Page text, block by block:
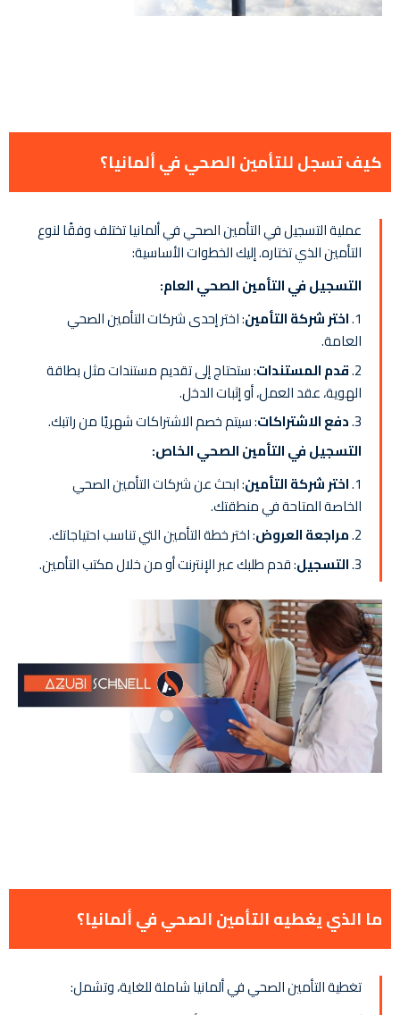
كيف تسجل للتأمين الصحي في ألمانيا؟
عملية التسجيل في التأمين الصحي في ألمانيا تختلف وفقًا لنوع
التأمين الذي تختاره. إليك الخطوات الأساسية:
التسجيل في التأمين الصحي العام:
اختر شركة التأمين: اختر إحدى شركات التأمين الصحي
العامة.
قدم المستندات: ستحتاج إلى تقديم مستندات مثل بطاقة
الهوية، عقد العمل، أو إثبات الدخل.
دفع الاشتراكات: سيتم خصم الاشتراكات شهريًا من راتبك.
التسجيل في التأمين الصحي الخاص:
اختر شركة التأمين: ابحث عن شركات التأمين الصحي
الخاصة المتاحة في منطقتك.
مراجعة العروض: اختر خطة التأمين التي تناسب احتياجاتك.
التسجيل: قدم طلبك عبر الإنترنت أو من خلال مكتب التأمين.
ما الذي يغطيه التأمين الصحي في ألمانيا؟
تغطية التأمين الصحي في ألمانيا شاملة للغاية، وتشمل: